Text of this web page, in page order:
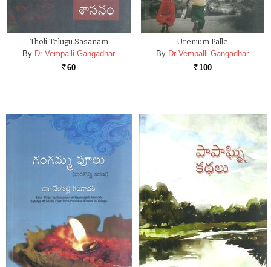
Tholi Telugu Sasanam
By Dr Vempalli Gangadhar
Rs. 60
Urenium Palle
By Dr Vempalli Gangadhar
Rs. 100